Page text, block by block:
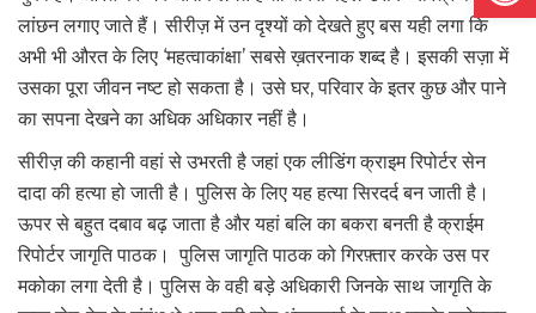
लांछन लगाए जाते हैं। सीरीज़ में उन दृश्यों को देखते हुए बस यही लगा कि
अभी भी औरत के लिए ‘महत्वाकांक्षा’ सबसे ख़तरनाक शब्द है। इसकी सज़ा में
उसका पूरा जीवन नष्ट हो सकता है। उसे घर, परिवार के इतर कुछ और पाने
का सपना देखने का अधिक अधिकार नहीं है।
सीरीज़ की कहानी वहां से उभरती है जहां एक लीडिंग क्राइम रिपोर्टर सेन
दादा की हत्या हो जाती है। पुलिस के लिए यह हत्या सिरदर्द बन जाती है।
ऊपर से बहुत दबाव बढ़ जाता है और यहां बलि का बकरा बनती है क्राईम
रिपोर्टर जागृति पाठक। पुलिस जागृति पाठक को गिरफ़्तार करके उस पर
मकोका लगा देती है। पुलिस के वही बड़े अधिकारी जिनके साथ जागृति के